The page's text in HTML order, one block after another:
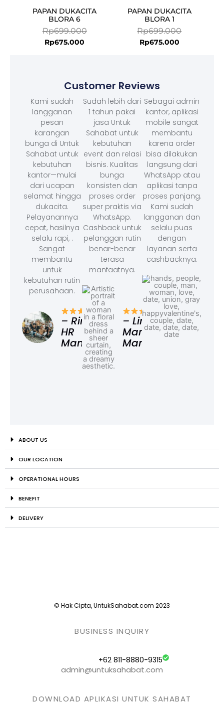
PAPAN DUKACITA
BLORA 6
Rp699.000
Rp675.000
PAPAN DUKACITA
BLORA 1
Rp699.000
Rp675.000
Customer Reviews
Kami sudah
langganan
pesan
karangan
bunga di Untuk
Sahabat untuk
kebutuhan
kantor—mulai
dari ucapan
selamat hingga
dukacita.
Pelayanannya
cepat, hasilnya
selalu rapi, .
Sangat
membantu
untuk
kebutuhan rutin
perusahaan.
– Rina,
HR
Manager
Sudah lebih dari
1 tahun pakai
jasa Untuk
Sahabat untuk
kebutuhan
event dan relasi
bisnis. Kualitas
bunga
konsisten dan
proses order
super praktis via
WhatsApp.
Cashback untuk
pelanggan rutin
benar-benar
terasa
manfaatnya.
– Linda,
Marketing
Manager
Sebagai admin
kantor, aplikasi
mobile sangat
membantu
karena order
bisa dilakukan
langsung dari
WhatsApp atau
aplikasi tanpa
proses panjang.
Kami sudah
langganan dan
selalu puas
dengan
layanan serta
cashbacknya.
ABOUT US
OUR LOCATION
OPERATIONAL HOURS
BENEFIT
DELIVERY
© Hak Cipta, UntukSahabat.com 2023
BUSINESS INQUIRY
+62 811-8880-9315
admin@untuksahabat.com
DOWNLOAD APLIKASI UNTUK SAHABAT